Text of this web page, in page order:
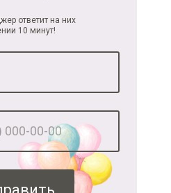
ответит на них
10 минут!